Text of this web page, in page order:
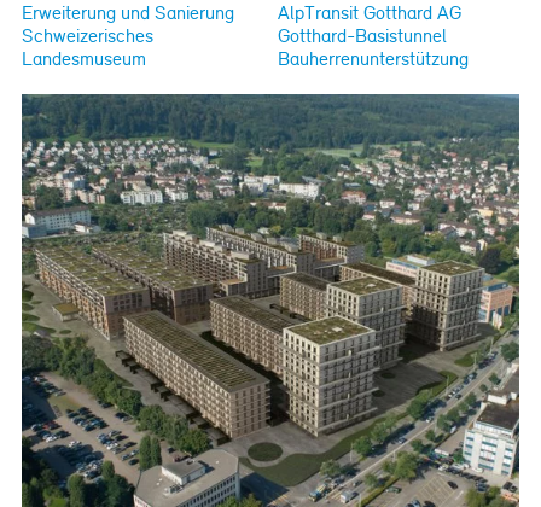
Erweiterung und Sanierung
Schweizerisches
Landesmuseum
AlpTransit Gotthard AG
Gotthard-Basistunnel
Bauherrenunterstützung